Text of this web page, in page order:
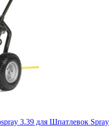
3.39 для Шпатлевок